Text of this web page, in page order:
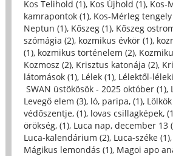
Kos Telihold (1), Kos Újhold (1), Kos-
kamrapontok (1), Kos-Mérleg tengely
Neptun (1), Kőszeg (1), Kőszeg
szómágia (2), kozmikus évkör (1),
(1), kozmikus történelem (2),
Kozmosz (2), Krisztus katonája (2),
látomások (1), Lélek (1), Lélektől-
SWAN üstökösök - 2025 október (1),
Levegő elem (3), ló, paripa, (1),
védőszentje, (1), lovas csillagképek,
örökség, (1), Luca nap, december 13
Luca-kalendárium (2), Luca-széke (1),
Mágikus lemondás (1), Magoi apo